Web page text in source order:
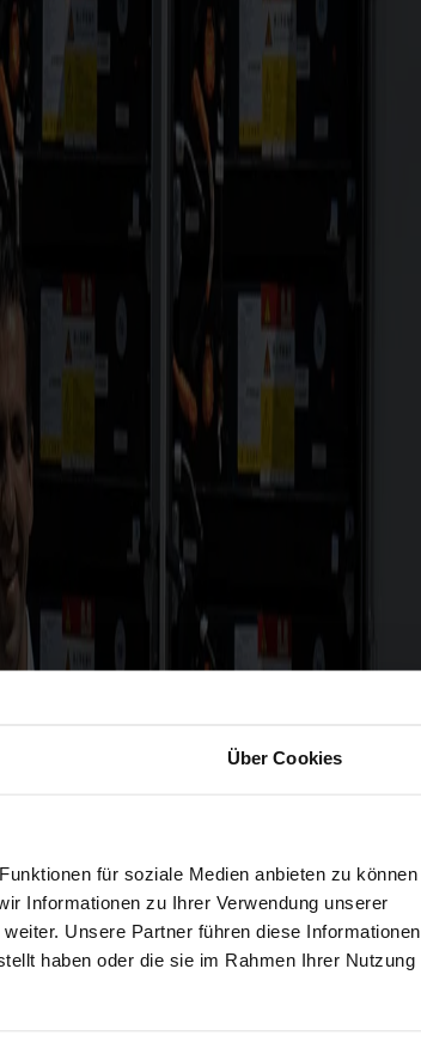
Über Cookies
für soziale Medien anbieten zu können
Informationen zu Ihrer Verwendung unserer
Unsere Partner führen diese Informationen
haben oder die sie im Rahmen Ihrer Nutzung